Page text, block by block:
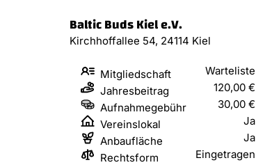
Baltic Buds Kiel e.V.
Kirchhoffallee 54, 24114 Kiel
Mitgliedschaft
Warteliste
Jahresbeitrag
120,00 €
Aufnahmegebühr
30,00 €
Vereinslokal
Ja
Anbaufläche
Ja
Rechtsform
Eingetragen